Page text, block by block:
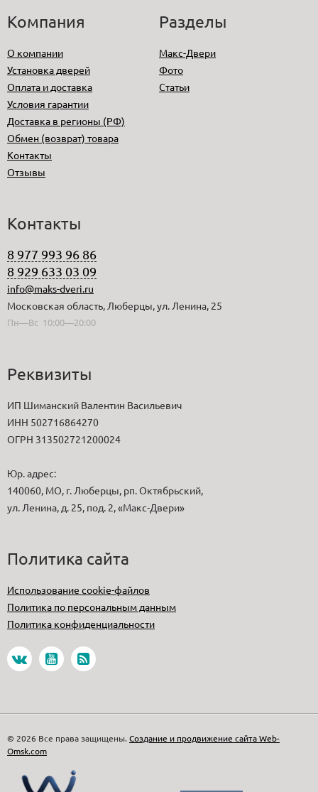
Компания
О компании
Установка дверей
Оплата и доставка
Условия гарантии
Доставка в регионы (РФ)
Обмен (возврат) товара
Контакты
Отзывы
Разделы
Макс-Двери
Фото
Статьи
Контакты
8 977 993 96 86
8 929 633 03 09
info@maks-dveri.ru
Московская область, Люберцы, ул. Ленина, 25
Пн—Вс 10:00—20:00
Реквизиты
ИП Шиманский Валентин Васильевич
ИНН 502716864270
ОГРН 313502721200024
Юр. адрес:
140060, МО, г. Люберцы, рп. Октябрьский,
ул. Ленина, д. 25, под. 2, «Макс-Двери»
Политика сайта
Использование cookie-файлов
Политика по персональным данным
Политика конфиденциальности
© 2026 Все права защищены. Создание и продвижение сайта Web-
Omsk.com